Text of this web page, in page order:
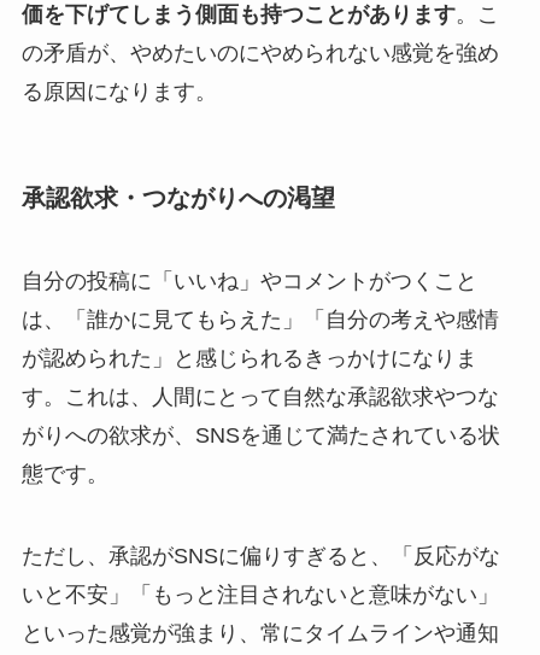
価を下げてしまう側面も持つことがあります。こ
の矛盾が、やめたいのにやめられない感覚を強め
る原因になります。
承認欲求・つながりへの渇望
自分の投稿に「いいね」やコメントがつくこと
は、「誰かに見てもらえた」「自分の考えや感情
が認められた」と感じられるきっかけになりま
す。これは、人間にとって自然な承認欲求やつな
がりへの欲求が、SNSを通じて満たされている状
態です。
ただし、承認がSNSに偏りすぎると、「反応がな
いと不安」「もっと注目されないと意味がない」
といった感覚が強まり、常にタイムラインや通知